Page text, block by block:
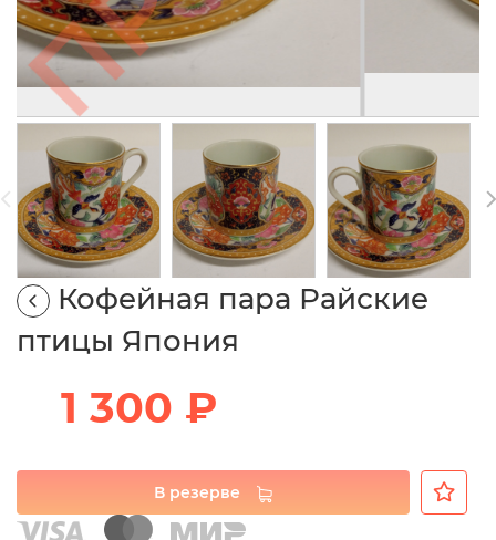
Кофейная пара Райские
птицы Япония
1 300 ₽
В резерве